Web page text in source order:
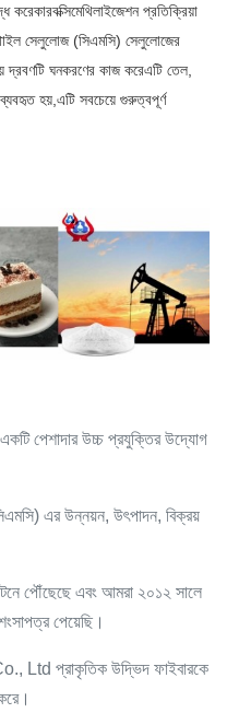
করেকারবক্সিমেথিলাইজেশন প্রতিক্রিয়া
সেলুলোজ (সিএমসি) সেলুলোজের
দ্রবণটি ঘনকরণের কাজ করেএটি তেল,
হয়,এটি সবচেয়ে গুরুত্বপূর্ণ
একটি পেশাদার উচ্চ প্রযুক্তির উদ্যোগ
এর উন্নয়ন, উৎপাদন, বিক্রয়
পৌঁছেছে এবং আমরা ২০১২ সালে
পেয়েছি।
প্রাকৃতিক উদ্ভিদ ফাইবারকে